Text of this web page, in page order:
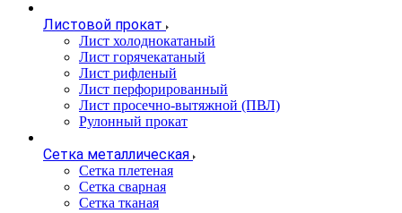
Листовой прокат
Лист холоднокатаный
Лист горячекатаный
Лист рифленый
Лист перфорированный
Лист просечно-вытяжной (ПВЛ)
Рулонный прокат
Сетка металлическая
Сетка плетеная
Сетка сварная
Сетка тканая